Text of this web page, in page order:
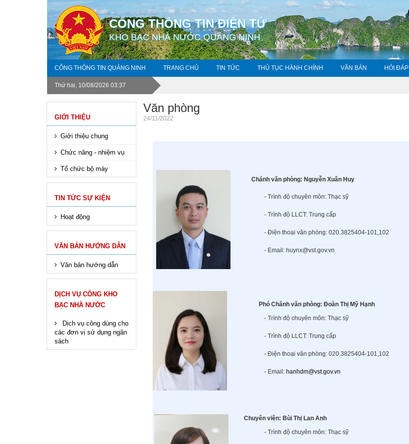
CỔNG THÔNG TIN ĐIỆN TỬ
KHO BẠC NHÀ NƯỚC QUẢNG NINH
CỔNG THÔNG TIN QUẢNG NINH TRANG CHỦ TIN TỨC THỦ TỤC HÀNH CHÍNH VĂN BẢN HỎI ĐÁP
Thứ hai, 10/08/2026 03:37
GIỚI THIỆU
Giới thiệu chung
Chức năng - nhiệm vụ
Tổ chức bộ máy
TIN TỨC SỰ KIỆN
Hoạt động
VĂN BẢN HƯỚNG DẪN
Văn bản hướng dẫn
DỊCH VỤ CÔNG KHO
BẠC NHÀ NƯỚC
Dịch vụ công dùng cho
các đơn vị sử dụng ngân
sách
Văn phòng
24/11/2022
Chánh văn phòng: Nguyễn Xuân Huy
- Trình độ chuyên môn: Thạc sỹ
- Trình độ LLCT: Trung cấp
- Điện thoại văn phòng: 020.3825404-101,102
- Email: huynx@vst.gov.vn
Phó Chánh văn phòng: Đoàn Thị Mỹ Hạnh
- Trình độ chuyên môn: Thạc sỹ
- Trình độ LLCT: Trung cấp
- Điện thoại văn phòng: 020.3825404-101,102
- Email: hanhdm@vst.gov.vn
Chuyên viên: Bùi Thị Lan Anh
- Trình độ chuyên môn: Thạc sỹ